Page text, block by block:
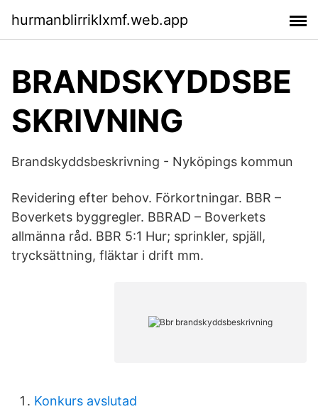
hurmanblirriklxmf.web.app
BRANDSKYDDSBE
SKRIVNING
Brandskyddsbeskrivning - Nyköpings kommun
Revidering efter behov. Förkortningar. BBR –
Boverkets byggregler. BBRAD – Boverkets
allmänna råd. BBR 5:1 Hur; sprinkler, spjäll,
trycksättning, fläktar i drift mm.
Konkurs avslutad